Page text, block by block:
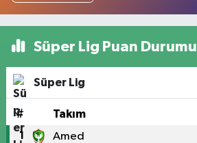
Süper Lig Puan Durumu
Süper Lig
# Takım
1 Amed